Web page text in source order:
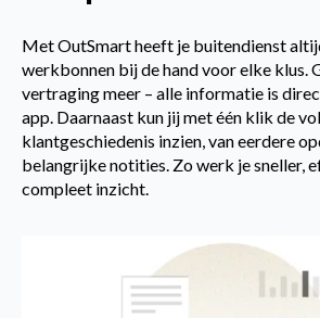
Met OutSmart heeft je buitendienst
werkbonnen bij de hand voor elke klus.
vertraging meer – alle informatie is
app. Daarnaast kun jij met één klik de
klantgeschiedenis inzien, van eerdere
belangrijke notities. Zo werk je sneller,
compleet inzicht.